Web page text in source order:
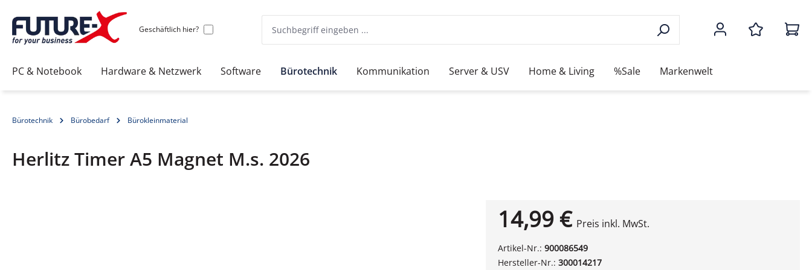
Geschäftlich hier?
PC & Notebook Hardware & Netzwerk Software Bürotechnik Kommunikation Server & USV Home & Living %Sale Markenwelt
Bürotechnik Bürobedarf Bürokleinmaterial
Herlitz Timer A5 Magnet M.s. 2026
14,99 € Preis inkl. MwSt.
Artikel-Nr.: 900086549
Hersteller-Nr.: 300014217